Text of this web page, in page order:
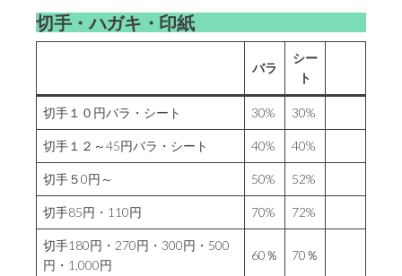
切手・ハガキ・印紙
バラ
シー
ト
切手１０円バラ・シート 30% 30%
切手１２～45円バラ・シート 40% 40%
切手５0円～ 50% 52%
切手85円・110円 70% 72%
切手180円・270円・300円・500
円・1,000円
60％ 70％